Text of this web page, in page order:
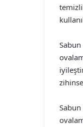
Sabun